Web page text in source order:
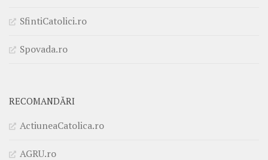
SfintiCatolici.ro
Spovada.ro
RECOMANDĂRI
ActiuneaCatolica.ro
AGRU.ro